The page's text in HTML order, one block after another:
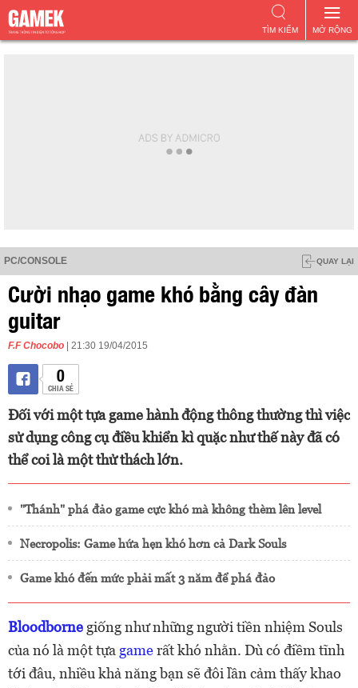
MỞ RỘNG
TÌM KIẾM
PC/CONSOLE QUAY LẠI
Cười nhạo game khó bằng cây đàn
guitar
F.F Chocobo | 21:30 19/04/2015
0
CHIA SẺ
Đối với một tựa game hành động thông thường thì việc
sử dụng công cụ điều khiển kì quặc như thế này đã có
thể coi là một thử thách lớn.
"Thánh" phá đảo game cực khó mà không thèm lên level
Necropolis: Game hứa hẹn khó hơn cả Dark Souls
Game khó đến mức phải mất 3 năm để phá đảo
Bloodborne giống như những người tiền nhiệm Souls
của nó là một tựa gamerất khó nhằn. Dù có điềm tĩnh
tới đâu, nhiều khả năng bạn sẽ đôi lần cảm thấy khao